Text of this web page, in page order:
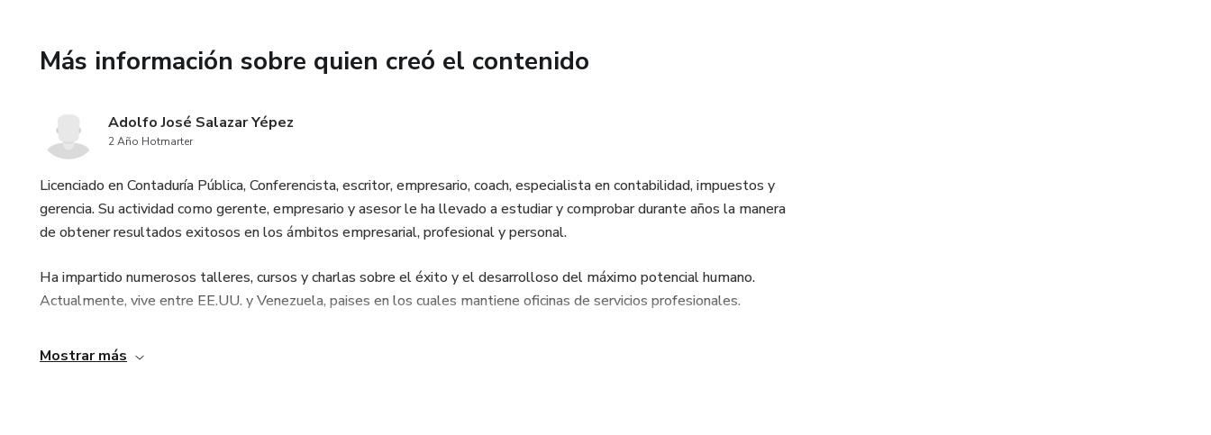
Más información sobre quien creó el contenido
Adolfo José Salazar Yépez
2 Año Hotmarter
Licenciado en Contaduría Pública, Conferencista, escritor, empresario, coach, especialista en contabilidad, impuestos y
gerencia. Su actividad como gerente, empresario y asesor le ha llevado a estudiar y comprobar durante años la manera
de obtener resultados exitosos en los ámbitos empresarial, profesional y personal.
Ha impartido numerosos talleres, cursos y charlas sobre el éxito y el desarrolloso del máximo potencial humano.
Actualmente, vive entre EE.UU. y Venezuela, paises en los cuales mantiene oficinas de servicios profesionales.
Mostrar más